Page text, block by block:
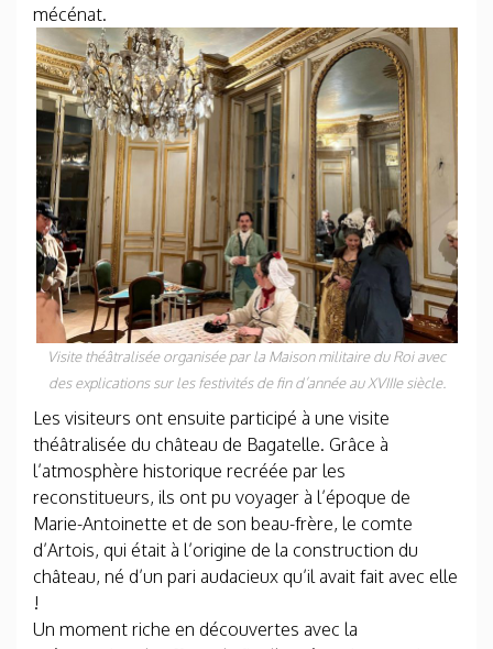
mécénat.
Visite théâtralisée organisée par la Maison militaire du Roi avec
des explications sur les festivités de fin d’année au XVIIIe siècle.
Les visiteurs ont ensuite participé à une visite
théâtralisée du château de Bagatelle. Grâce à
l’atmosphère historique recréée par les
reconstitueurs, ils ont pu voyager à l’époque de
Marie-Antoinette et de son beau-frère, le comte
d’Artois, qui était à l’origine de la construction du
château, né d’un pari audacieux qu’il avait fait avec elle
!
Un moment riche en découvertes avec la